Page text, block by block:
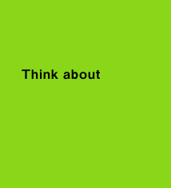
Think about